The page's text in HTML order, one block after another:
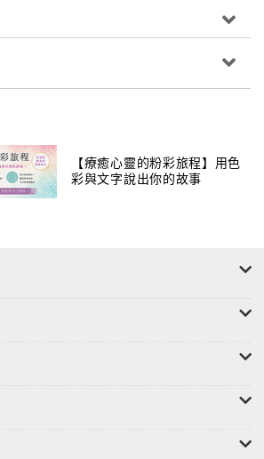
療癒不能治療身體的病症或不舒服
療癒的過程，音療師並不會針對你
診斷或治療，所以仍需要尋求專業
用共振，就能讓身體調頻
傳遞到各身體部位，對身體內的細
和骨骼產生共振反應，透過振動以
狀態的因素之一， 聲音治療會促進
心情放鬆、感覺愉悅、提高效率。
」動態影片QRcode
券
【療癒心靈的粉彩旅程】用色
彩與文字說出你的故事